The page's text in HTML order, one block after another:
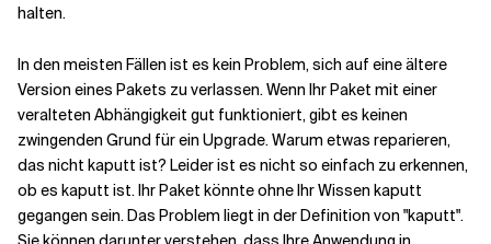
halten.
In den meisten Fällen ist es kein Problem, sich auf eine ältere
Version eines Pakets zu verlassen. Wenn Ihr Paket mit einer
veralteten Abhängigkeit gut funktioniert, gibt es keinen
zwingenden Grund für ein Upgrade. Warum etwas reparieren,
das nicht kaputt ist? Leider ist es nicht so einfach zu erkennen,
ob es kaputt ist. Ihr Paket könnte ohne Ihr Wissen kaputt
gegangen sein. Das Problem liegt in der Definition von "kaputt".